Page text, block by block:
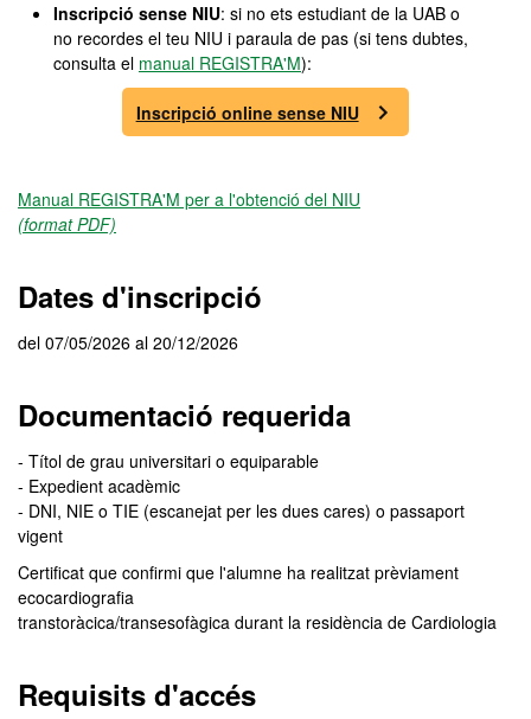
Inscripció sense NIU: si no ets estudiant de la UAB o
no recordes el teu NIU i paraula de pas (si tens dubtes,
consulta el manual REGISTRA'M):
Inscripció online sense NIU
Manual REGISTRA'M per a l'obtenció del NIU
(format PDF)
Dates d'inscripció
del 07/05/2026 al 20/12/2026
Documentació requerida
- Títol de grau universitari o equiparable
- Expedient acadèmic
- DNI, NIE o TIE (escanejat per les dues cares) o passaport
vigent
Certificat que confirmi que l'alumne ha realitzat prèviament
ecocardiografia
transtoràcica/transesofàgica durant la residència de Cardiologia
Requisits d'accés